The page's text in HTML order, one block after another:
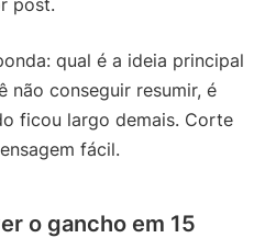
post.
qual é a ideia principal
não conseguir resumir, é
ficou largo demais. Corte
fácil.
o gancho em 15